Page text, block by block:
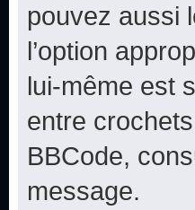
pouvez aussi
l’option
lui-même est
entre
BBCode,
message.